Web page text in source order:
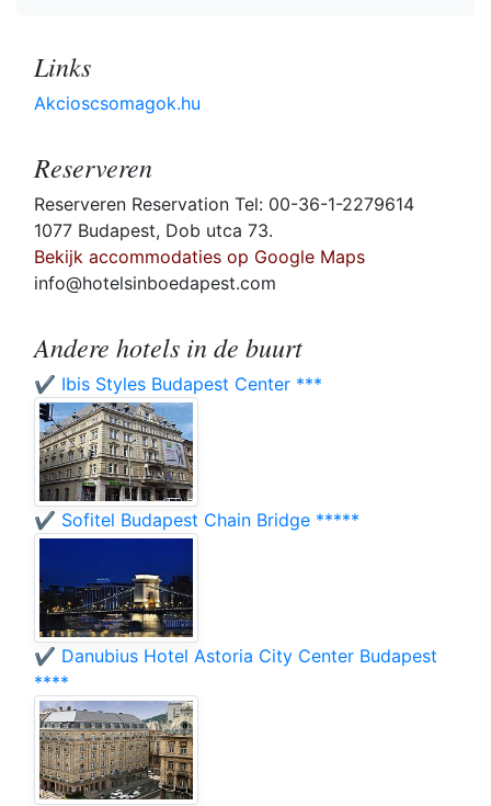
Links
Akcioscsomagok.hu
Reserveren
Reserveren Reservation Tel: 00-36-1-2279614
1077 Budapest, Dob utca 73.
Bekijk accommodaties op Google Maps
info@hotelsinboedapest.com
Andere hotels in de buurt
✔️ Ibis Styles Budapest Center ***
✔️ Sofitel Budapest Chain Bridge *****
✔️ Danubius Hotel Astoria City Center Budapest
****